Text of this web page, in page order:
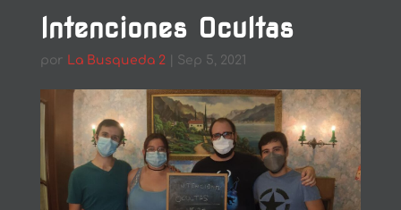
Intenciones Ocultas
por La Busqueda 2| Sep 5, 2021